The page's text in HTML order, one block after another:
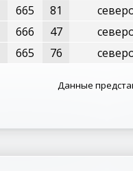
665 81
666 47
665 76
Данные